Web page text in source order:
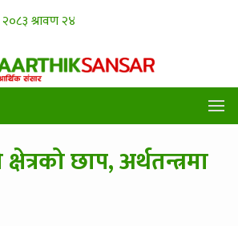
छाप, अर्थतन्त्रमा